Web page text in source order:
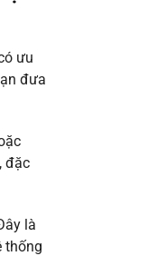
ưu
đưa
đặc
là
thống